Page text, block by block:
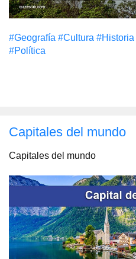
#Geografía #Cultura #Historia
#Política
Capitales del mundo
Capitales del mundo